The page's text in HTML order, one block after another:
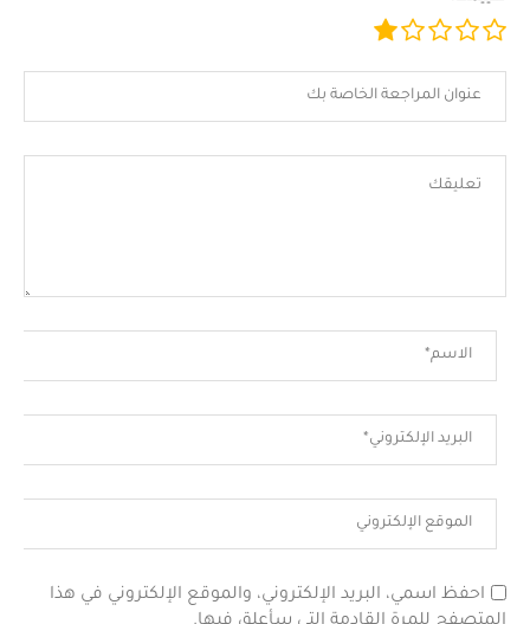
احفظ اسمي، البريد الإلكتروني، والموقع الإلكتروني في هذا